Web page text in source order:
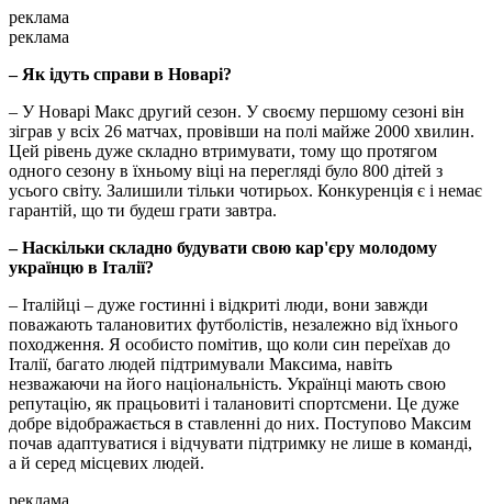
реклама
реклама
– Як ідуть справи в Новарі?
– У Новарі Макс другий сезон. У своєму першому сезоні він
зіграв у всіх 26 матчах, провівши на полі майже 2000 хвилин.
Цей рівень дуже складно втримувати, тому що протягом
одного сезону в їхньому віці на перегляді було 800 дітей з
усього світу. Залишили тільки чотирьох. Конкуренція є і немає
гарантій, що ти будеш грати завтра.
– Наскільки складно будувати свою кар'єру молодому
українцю в Італії?
– Італійці – дуже гостинні і відкриті люди, вони завжди
поважають талановитих футболістів, незалежно від їхнього
походження. Я особисто помітив, що коли син переїхав до
Італії, багато людей підтримували Максима, навіть
незважаючи на його національність. Українці мають свою
репутацію, як працьовиті і талановиті спортсмени. Це дуже
добре відображається в ставленні до них. Поступово Максим
почав адаптуватися і відчувати підтримку не лише в команді,
а й серед місцевих людей.